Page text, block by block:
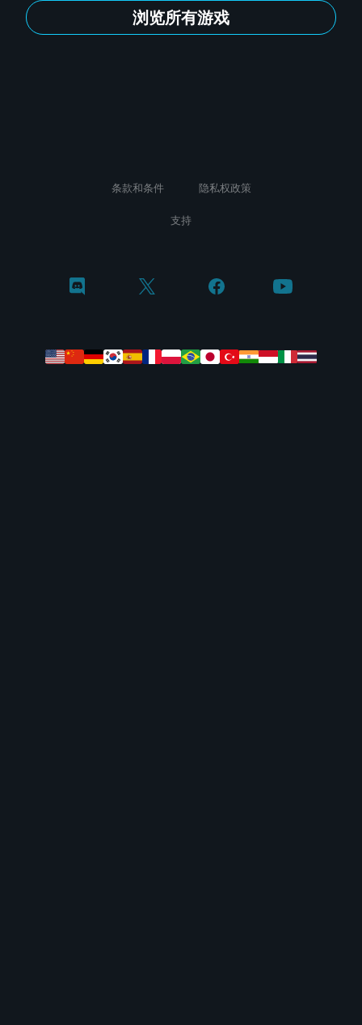
浏览所有游戏
条款和条件 隐私权政策
支持